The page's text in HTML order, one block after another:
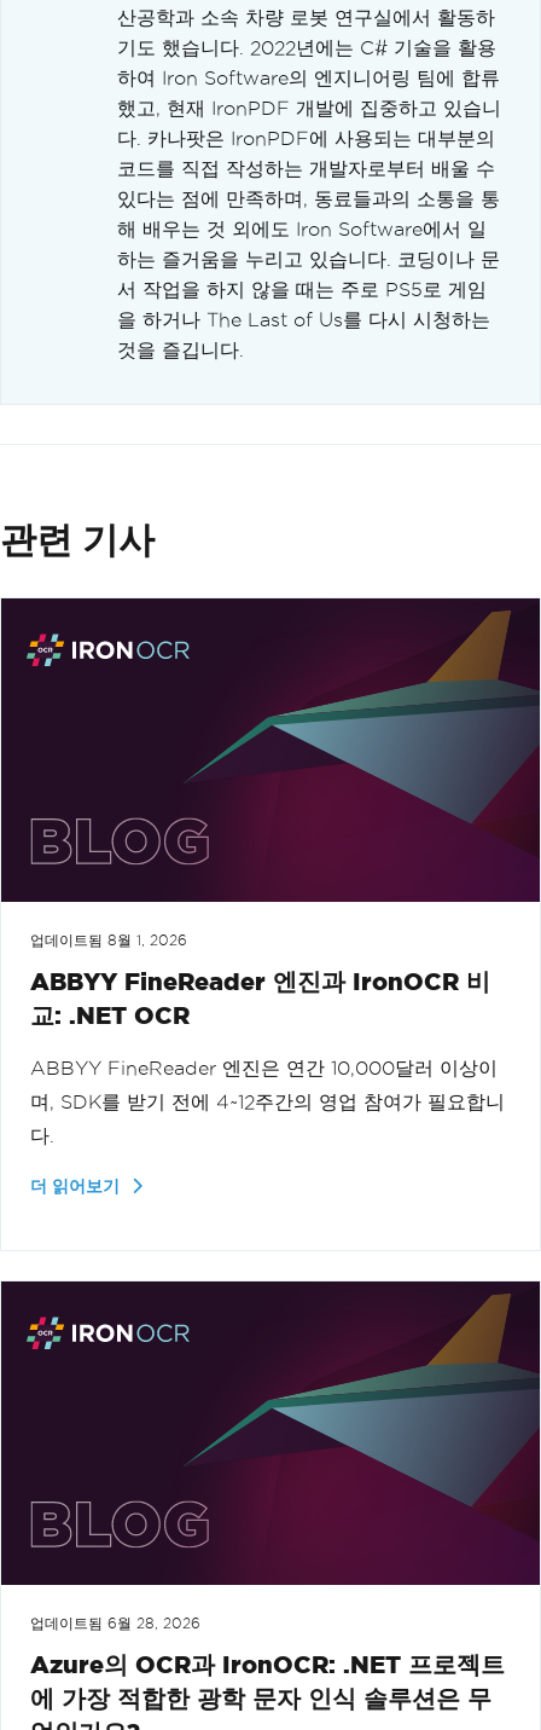
산공학과 소속 차량 로봇 연구실에서 활동하
기도 했습니다. 2022년에는 C# 기술을 활용
하여 Iron Software의 엔지니어링 팀에 합류
했고, 현재 IronPDF 개발에 집중하고 있습니
다. 카나팟은 IronPDF에 사용되는 대부분의
코드를 직접 작성하는 개발자로부터 배울 수
있다는 점에 만족하며, 동료들과의 소통을 통
해 배우는 것 외에도 Iron Software에서 일
하는 즐거움을 누리고 있습니다. 코딩이나 문
서 작업을 하지 않을 때는 주로 PS5로 게임
을 하거나 The Last of Us를 다시 시청하는
것을 즐깁니다.
관련 기사
업데이트됨 8월 1, 2026
ABBYY FineReader 엔진과 IronOCR 비
교: .NET OCR
ABBYY FineReader 엔진은 연간 10,000달러 이상이
며, SDK를 받기 전에 4~12주간의 영업 참여가 필요합니
다.
더 읽어보기
업데이트됨 6월 28, 2026
Azure의 OCR과 IronOCR: .NET 프로젝트
에 가장 적합한 광학 문자 인식 솔루션은 무